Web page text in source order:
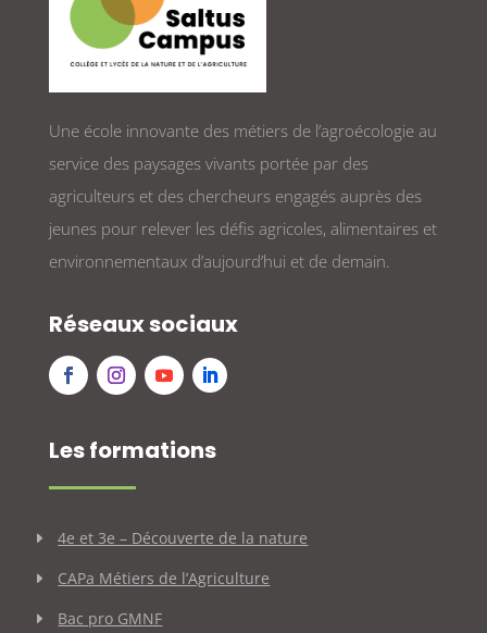
Une école innovante des métiers de l’agroécologie au
service des paysages vivants portée par des
agriculteurs et des chercheurs engagés auprès des
jeunes pour relever les défis agricoles, alimentaires et
environnementaux d’aujourd’hui et de demain.
Réseaux sociaux
Les formations
4e et 3e – Découverte de la nature
CAPa Métiers de l’Agriculture
Bac pro GMNF